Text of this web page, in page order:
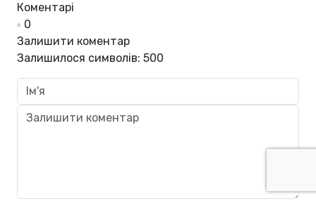
Коментарі
0
Залишити коментар
Залишилося символів: 500